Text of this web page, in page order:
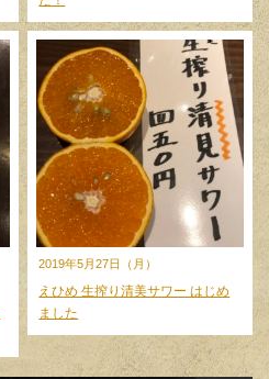
2019年5月27日（月）
えひめ 生搾り清美サワー はじめ
ました